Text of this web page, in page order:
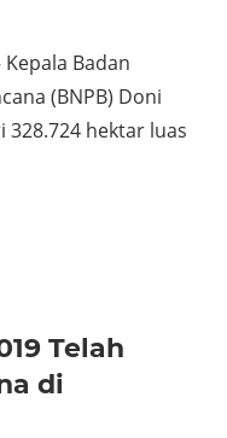
Kepala Badan
(BNPB) Doni
hektar luas
Telah
di